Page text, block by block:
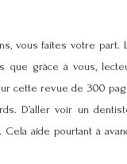
vous faites votre part.
grâce à vous,
cette revue de 300
D’aller voir un
aide pourtant à